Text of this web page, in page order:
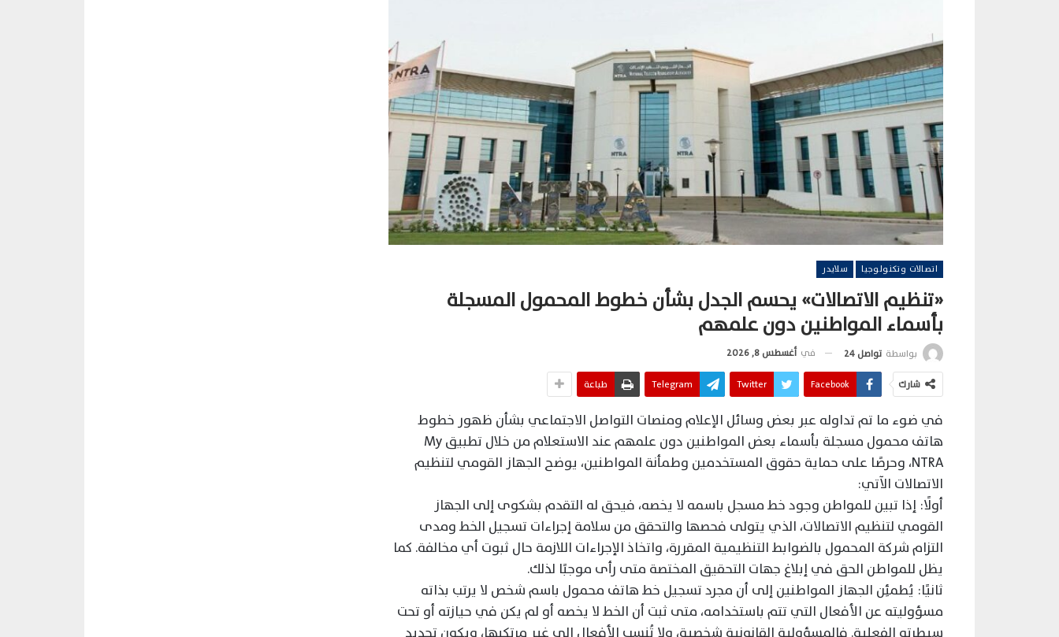
اتصالات وتكنولوجيا سلايدر
«تنظيم الاتصالات» يحسم الجدل بشأن خطوط المحمول المسجلة
بأسماء المواطنين دون علمهم
بواسطة تواصل 24 في أغسطس 8, 2026
شارك Facebook
Twitter
Telegram طباعة
في ضوء ما تم تداوله عبر بعض وسائل الإعلام ومنصات التواصل الاجتماعي بشأن ظهور خطوط
هاتف محمول مسجلة بأسماء بعض المواطنين دون علمهم عند الاستعلام من خلال تطبيق My
NTRA، وحرصًا على حماية حقوق المستخدمين وطمأنة المواطنين، يوضح الجهاز القومي لتنظيم
الاتصالات الآتي:
أولًا: إذا تبين للمواطن وجود خط مسجل باسمه لا يخصه، فيحق له التقدم بشكوى إلى الجهاز
القومي لتنظيم الاتصالات، الذي يتولى فحصها والتحقق من سلامة إجراءات تسجيل الخط ومدى
التزام شركة المحمول بالضوابط التنظيمية المقررة، واتخاذ الإجراءات اللازمة حال ثبوت أي مخالفة. كما
يظل للمواطن الحق في إبلاغ جهات التحقيق المختصة متى رأى موجبًا لذلك.
ثانيًا: يُطمئِن الجهاز المواطنين إلى أن مجرد تسجيل خط هاتف محمول باسم شخص لا يرتب بذاته
مسؤوليته عن الأفعال التي تتم باستخدامه، متى ثبت أن الخط لا يخصه أو لم يكن في حيازته أو تحت